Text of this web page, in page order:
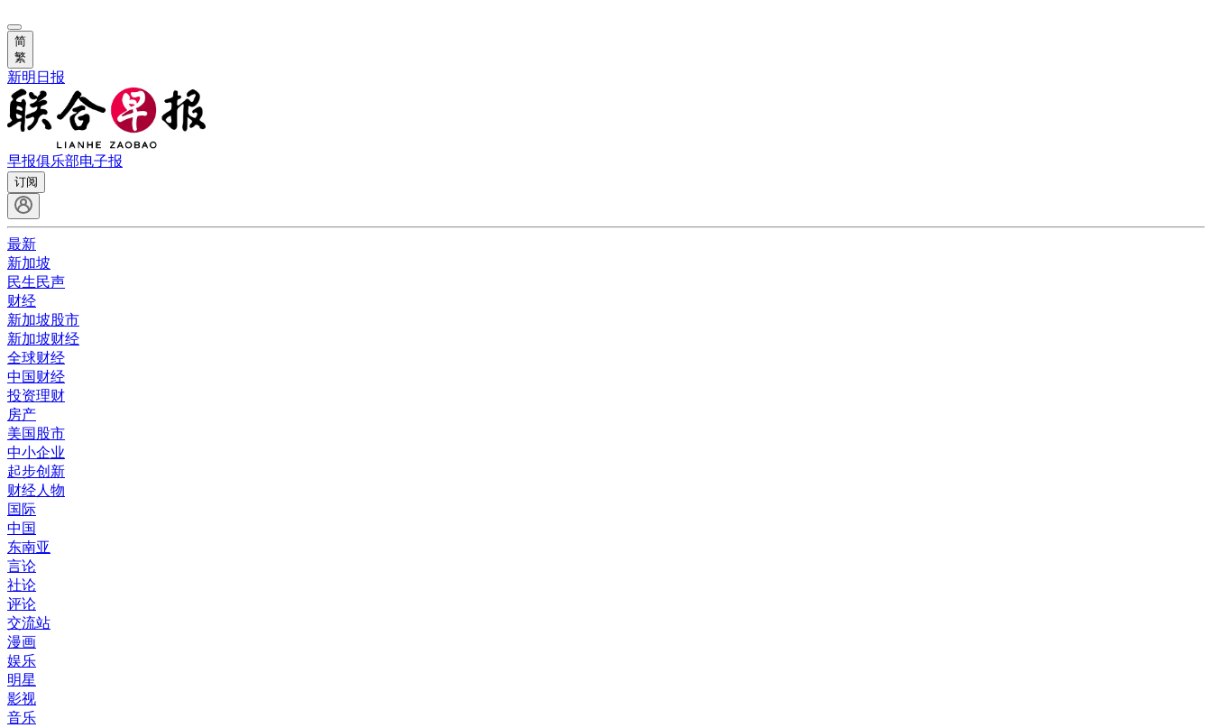
简
繁
新明日报
早报俱乐部电子报
订阅
最新
新加坡
民生民声
财经
新加坡股市
新加坡财经
全球财经
中国财经
投资理财
房产
美国股市
中小企业
起步创新
财经人物
国际
中国
东南亚
言论
社论
评论
交流站
漫画
娱乐
明星
影视
音乐